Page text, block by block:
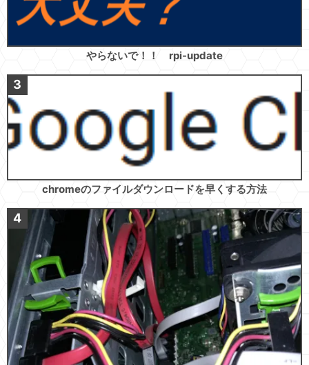
やらないで！！ rpi-update
chromeのファイルダウンロードを早くする方法